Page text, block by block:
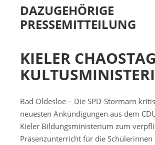
DAZUGEHÖRIGE
PRESSEMITTEILUNG
KIELER
Bad Oldesloe – Die SPD-Stormarn
neuesten Ankündigungen aus dem
Kieler Bildungsministerium zum
Präsenzunterricht für die Schülerinnen